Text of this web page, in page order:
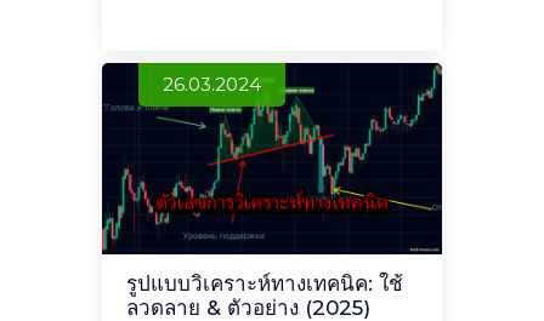
26.03.2024
รูปแบบวิเคราะห์ทางเทคนิค: ใช้
ลวดลาย & ตัวอย่าง (2025)